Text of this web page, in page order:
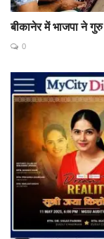
बीकानेर में भाजपा ने
0